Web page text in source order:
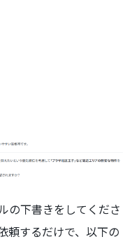
の下書きをしてくださ
頼するだけで、以下の